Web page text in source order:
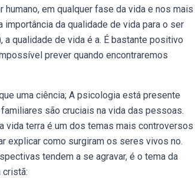
em qualquer fase da vida e nos mais
da qualidade de vida para o ser
a qualidade de vida é a. É bastante positivo
prever quando encontraremos
uma ciência; A psicologia está presente
são cruciais na vida das pessoas.
vida terra é um dos temas mais controversos
explicar como surgiram os seres vivos no.
tendem a se agravar, é o tema da
cristã: